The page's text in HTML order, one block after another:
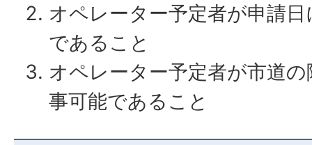
オペレーター予定者が申請
であること
オペレーター予定者が市道
事可能であること